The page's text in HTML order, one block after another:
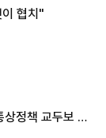
협치"
정책 교두보 활